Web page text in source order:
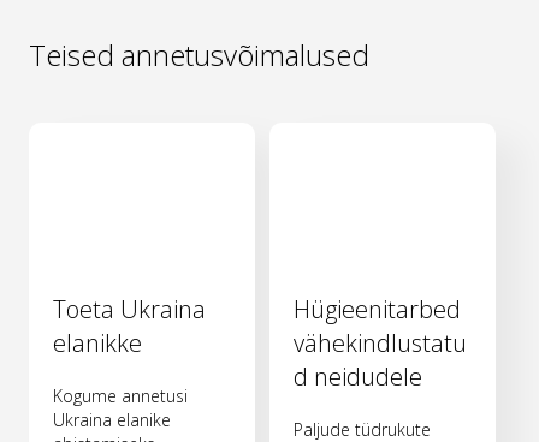
Teised annetusvõimalused
Toeta Ukraina
elanikke
Kogume annetusi
Ukraina elanike
Hügieenitarbed
vähekindlustatu
d neidudele
Paljude tüdrukute